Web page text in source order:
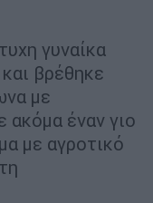
γυναίκα
βρέθηκε
με
ακόμα έναν γιο
με αγροτικό